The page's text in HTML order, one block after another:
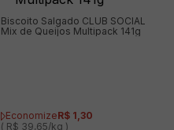
Biscoito Salgado CLUB SOCIAL
Mix de Queijos Multipack 141g
EconomizeR$ 1,30
( R$ 39,65/kg )